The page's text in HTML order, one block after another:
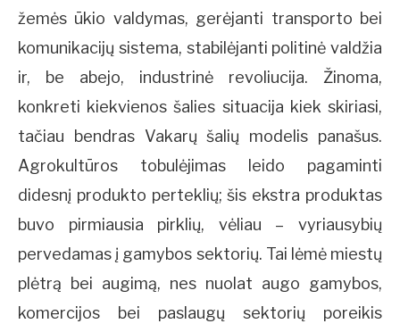
žemės ūkio valdymas, gerėjanti transporto bei
komunikacijų sistema, stabilėjanti politinė valdžia
ir, be abejo, industrinė revoliucija. Žinoma,
konkreti kiekvienos šalies situacija kiek skiriasi,
tačiau bendras Vakarų šalių modelis panašus.
Agrokultūros tobulėjimas leido pagaminti
didesnį produkto perteklių; šis ekstra produktas
buvo pirmiausia pirklių, vėliau – vyriausybių
pervedamas į gamybos sektorių. Tai lėmė miestų
plėtrą bei augimą, nes nuolat augo gamybos,
komercijos bei paslaugų sektorių poreikis